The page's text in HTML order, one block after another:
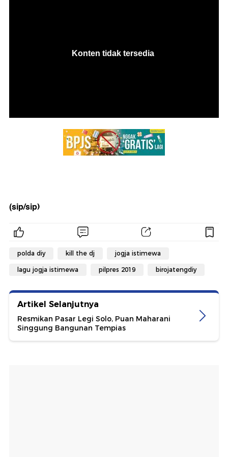
(sip/sip)
polda diy kill the dj jogja istimewa
lagu jogja istimewa pilpres 2019 birojatengdiy
Artikel Selanjutnya
Resmikan Pasar Legi Solo, Puan Maharani
Singgung Bangunan Tempias